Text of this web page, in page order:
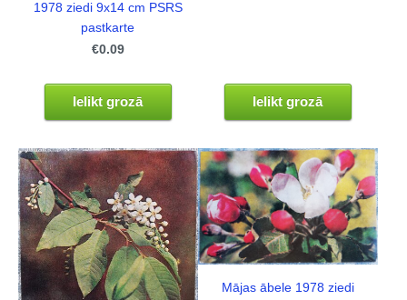
1978 ziedi 9x14 cm PSRS
pastkarte
€0.09
Ielikt grozā Ielikt grozā
Mājas ābele 1978 ziedi